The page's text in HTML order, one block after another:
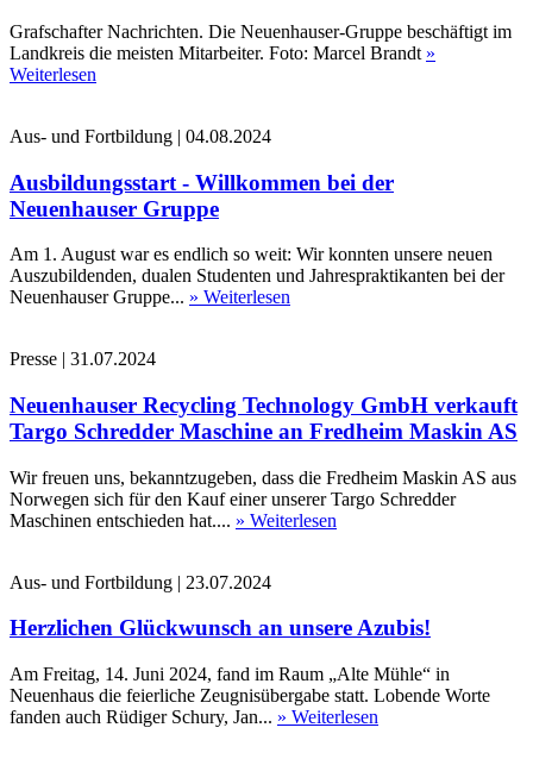
Grafschafter Nachrichten. Die Neuenhauser-Gruppe beschäftigt im
Landkreis die meisten Mitarbeiter. Foto: Marcel Brandt »
Weiterlesen
Aus- und Fortbildung | 04.08.2024
Ausbildungsstart - Willkommen bei der
Neuenhauser Gruppe
Am 1. August war es endlich so weit: Wir konnten unsere neuen
Auszubildenden, dualen Studenten und Jahrespraktikanten bei der
Neuenhauser Gruppe... » Weiterlesen
Presse | 31.07.2024
Neuenhauser Recycling Technology GmbH verkauft
Targo Schredder Maschine an Fredheim Maskin AS
Wir freuen uns, bekanntzugeben, dass die Fredheim Maskin AS aus
Norwegen sich für den Kauf einer unserer Targo Schredder
Maschinen entschieden hat.... » Weiterlesen
Aus- und Fortbildung | 23.07.2024
Herzlichen Glückwunsch an unsere Azubis!
Am Freitag, 14. Juni 2024, fand im Raum „Alte Mühle“ in
Neuenhaus die feierliche Zeugnisübergabe statt. Lobende Worte
fanden auch Rüdiger Schury, Jan... » Weiterlesen